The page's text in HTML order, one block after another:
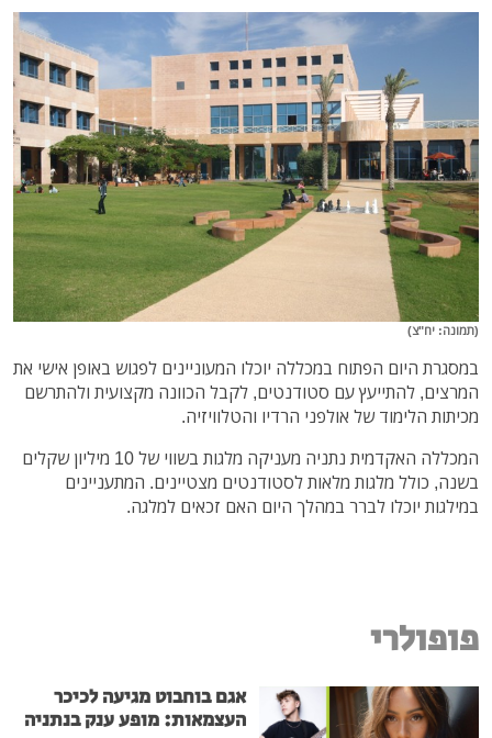
(תמונה: יח"צ)
במסגרת היום הפתוח במכללה יוכלו המעוניינים לפגוש באופן אישי את
המרצים, להתייעץ עם סטודנטים, לקבל הכוונה מקצועית ולהתרשם
מכיתות הלימוד של אולפני הרדיו והטלוויזיה.
המכללה האקדמית נתניה מעניקה מלגות בשווי של 10 מיליון שקלים
בשנה, כולל מלגות מלאות לסטודנטים מצטיינים. המתעניינים
במילגות יוכלו לברר במהלך היום האם זכאים למלגה.
פופולרי
אגם בוחבוט מגיעה לכיכר
העצמאות: מופע ענק בנתניה